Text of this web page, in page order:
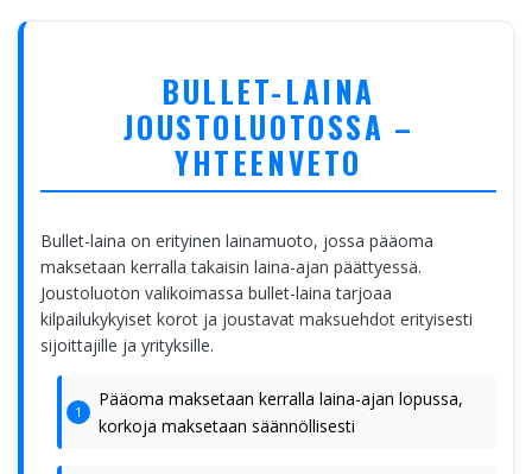
BULLET-LAINA
JOUSTOLUOTOSSA –
YHTEENVETO
Bullet-laina on erityinen lainamuoto, jossa pääoma
maksetaan kerralla takaisin laina-ajan päättyessä.
Joustoluoton valikoimassa bullet-laina tarjoaa
kilpailukykyiset korot ja joustavat maksuehdot erityisesti
sijoittajille ja yrityksille.
Pääoma maksetaan kerralla laina-ajan lopussa,
korkoja maksetaan säännöllisesti